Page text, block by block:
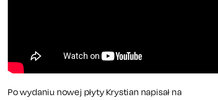
Po wydaniu nowej płyty Krystian napisał na